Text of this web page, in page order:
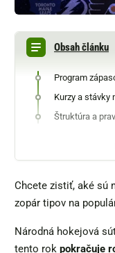
Obsah článku
Program
Kurzy a stávky
Štruktúra a
Chcete zistiť, aké sú
zopár tipov na
Národná hokejová
tento rok pokračuje